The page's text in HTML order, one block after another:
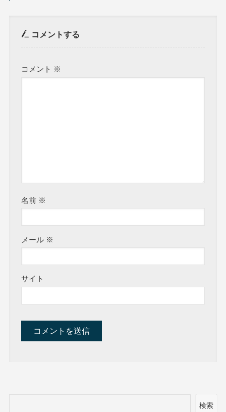
コメントする
コメント ※
名前 ※
メール ※
サイト
検索